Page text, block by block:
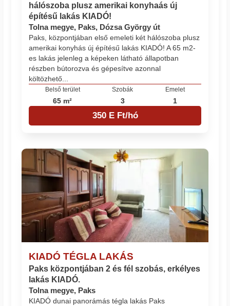
hálószoba plusz amerikai konyhaás új
építésű lakás KIADÓ!
Tolna megye, Paks, Dózsa György út
Paks, központjában első emeleti két hálószoba plusz
amerikai konyhás új építésű lakás KIADÓ! A 65 m2-
es lakás jelenleg a képeken látható állapotban
részben bútorozva és gépesítve azonnal
költözhető...
Belső terület
65 m²
Szobák
3
Emelet
1
350 E Ft/hó
KIADÓ TÉGLA LAKÁS
Paks központjában 2 és fél szobás, erkélyes
lakás KIADÓ.
Tolna megye, Paks
KIADÓ dunai panorámás tégla lakás Paks